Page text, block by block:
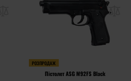
РОЗПРОДАЖ
Пістолет ASG M92FS Black